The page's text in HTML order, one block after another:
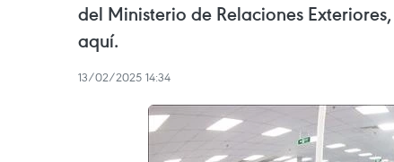
del Ministerio de Relaciones
aquí.
13/02/2025 14:34